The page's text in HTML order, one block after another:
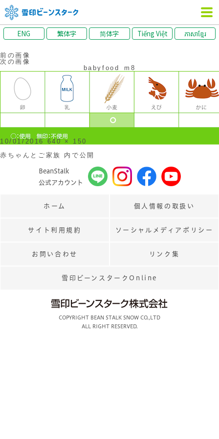
ENG 繁体字 简体字 Tiếng Việt ភាសាខ្មែរ
前の画像
次の画像
babyfood_m8
投
日:
10/01/2016 フ
サ
イ
640 × 150
投
赤ちゃんとご家族 内で公開
BeanStalk
公式アカウント
ホーム 個人情報の取扱い
サイト利用規約 ソーシャルメディアポリシー
お問い合わせ リンク集
雪印ビーンスタークOnline
COPYRIGHT BEAN STALK SNOW CO.,LTD
ALL RIGHT RESERVED.